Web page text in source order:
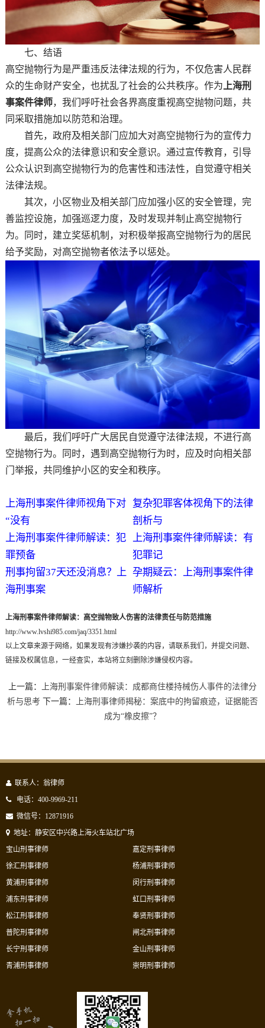
七、结语
高空抛物行为是严重违反法律法规的行为，不仅危害人民群
众的生命财产安全，也扰乱了社会的公共秩序。作为 上海刑
事案件律师，我们呼吁社会各界高度重视高空抛物问题，共
同采取措施加以防范和治理。
首先，政府及相关部门应加大对高空抛物行为的宣传力
度，提高公众的法律意识和安全意识。通过宣传教育，引导
公众认识到高空抛物行为的危害性和违法性，自觉遵守相关
法律法规。
其次，小区物业及相关部门应加强小区的安全管理，完
善监控设施，加强巡逻力度，及时发现并制止高空抛物行
为。同时，建立奖惩机制，对积极举报高空抛物行为的居民
给予奖励，对高空抛物者依法予以惩处。
最后，我们呼吁广大居民自觉遵守法律法规，不进行高
空抛物行为。同时，遇到高空抛物行为时，应及时向相关部
门举报，共同维护小区的安全和秩序。
上海刑事案件律师视角下对
“没有
复杂犯罪客体视角下的法律
剖析与
上海刑事案件律师解读：犯
罪预备
上海刑事案件律师解读：有
犯罪记
刑事拘留37天还没消息？上
海刑事案
孕期疑云：上海刑事案件律
师解析
上海刑事案件律师解读：高空抛物致人伤害的法律责任与防范措施
http://www.lvshi985.com/jaq/3351.html
以上文章来源于网络，如果发现有涉嫌抄袭的内容，请联系我们，并提交问题、
链接及权属信息，一经查实，本站将立刻删除涉嫌侵权内容。
上一篇：
上海刑事案件律师解读：成都商住楼持械伤人事件的法律分
析与思考下一篇：
上海刑事律师揭秘：案底中的拘留痕迹，证据能否
成为“橡皮擦”？
联系人：翁律师
电话：400-9969-211
微信号：12871916
地址：静安区中兴路上海火车站北广场
宝山刑事律师
徐汇刑事律师
黄浦刑事律师
浦东刑事律师
嘉定刑事律师
杨浦刑事律师
闵行刑事律师
虹口刑事律师
松江刑事律师
普陀刑事律师
长宁刑事律师
青浦刑事律师
奉贤刑事律师
闸北刑事律师
金山刑事律师
崇明刑事律师